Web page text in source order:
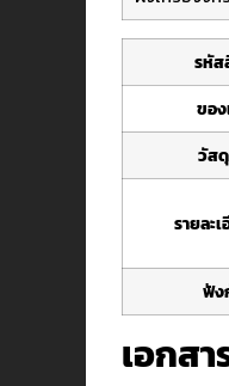
รหัส
ขอ
วัส
รายละ
ฟัง
เอกส